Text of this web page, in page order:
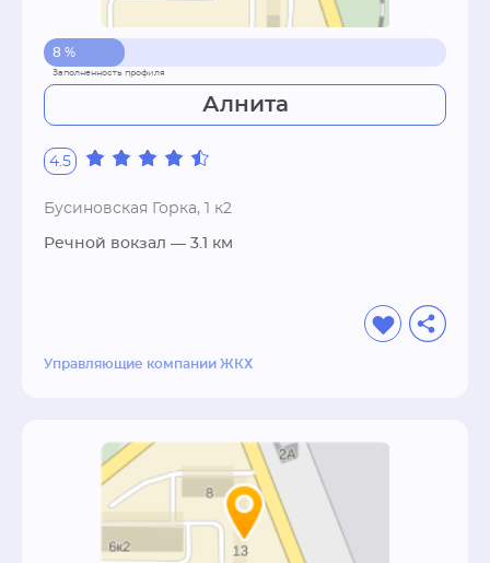
8 %
Алнита
4.5
Бусиновская Горка, 1 к2
Речной вокзал — 3.1 км
Управляющие компании ЖКХ